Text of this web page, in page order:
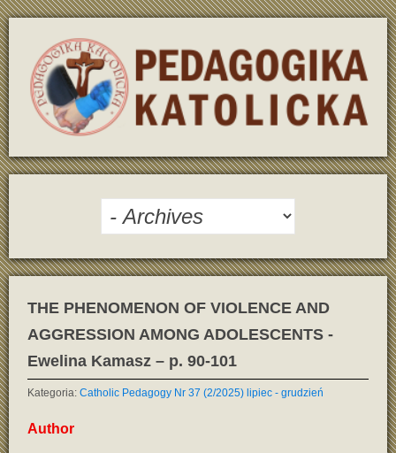
THE PHENOMENON OF VIOLENCE AND
AGGRESSION AMONG ADOLESCENTS -
Ewelina Kamasz – p. 90-101
Kategoria: Catholic Pedagogy Nr 37 (2/2025) lipiec - grudzień
Author